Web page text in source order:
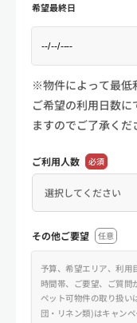
希望最終日
※物件によって最低
ご希望の利用日数
ますのでご了承くだ
ご利用人数 必須
その他ご要望 任意